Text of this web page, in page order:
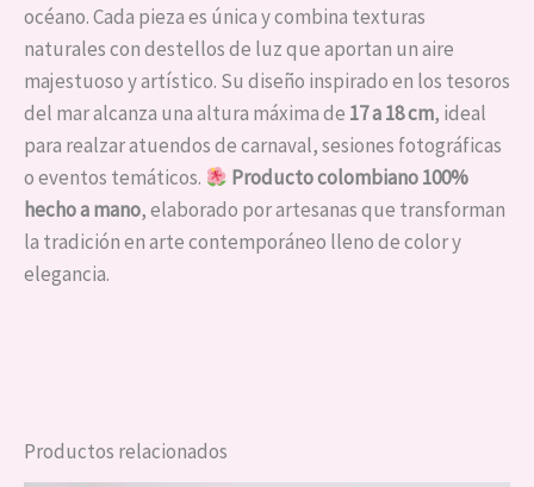
océano. Cada pieza es única y combina texturas
naturales con destellos de luz que aportan un aire
majestuoso y artístico. Su diseño inspirado en los tesoros
del mar alcanza una altura máxima de 17 a 18 cm, ideal
para realzar atuendos de carnaval, sesiones fotográficas
o eventos temáticos.
Producto colombiano 100%
hecho a mano, elaborado por artesanas que transforman
la tradición en arte contemporáneo lleno de color y
elegancia.
Productos relacionados